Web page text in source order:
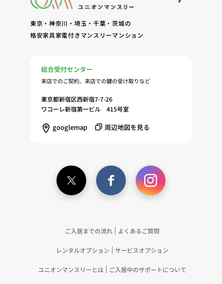
東京・神奈川・埼玉・千葉・茨城の
格安家具家電付きマンスリーマンション
総合受付センター
来店でのご契約、来店での鍵の受け取りなど
東京都新宿区西新宿7-7-26
ワコーレ新宿第一ビル 415号室
googlemap 周辺地図を見る
ご入居までの流れ よくあるご質問
レンタルオプション サービスオプション
ユニオンマンスリーとは ご入居中のサポートについて